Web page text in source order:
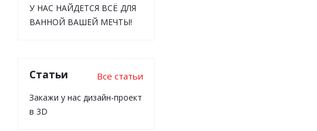
У НАС НАЙДЕТСЯ ВСЁ ДЛЯ
ВАННОЙ ВАШЕЙ МЕЧТЫ!
Статьи Все статьи
Закажи у нас дизайн-проект
в 3D